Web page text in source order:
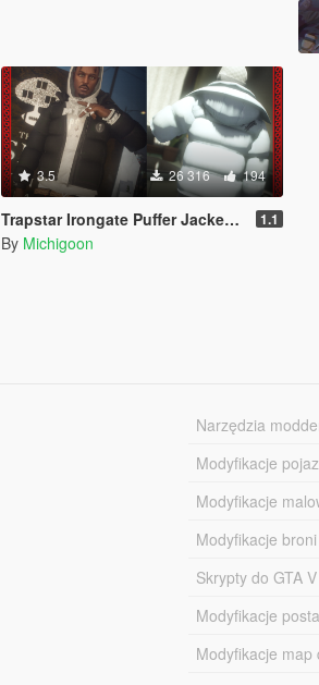
3.5 26 316 194
Trapstar Irongate Puffer Jacket for MP Male 1.1
By Michigoon
Narzędzia
Modyfikacje
Modyfikacje
Modyfikacje
Skrypty do GTA V
Modyfikacje
Modyfikacje map